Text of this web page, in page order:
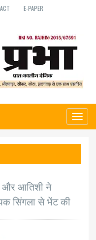
E-PAPER
और आतिशी ने
सिंगला से भेंट की